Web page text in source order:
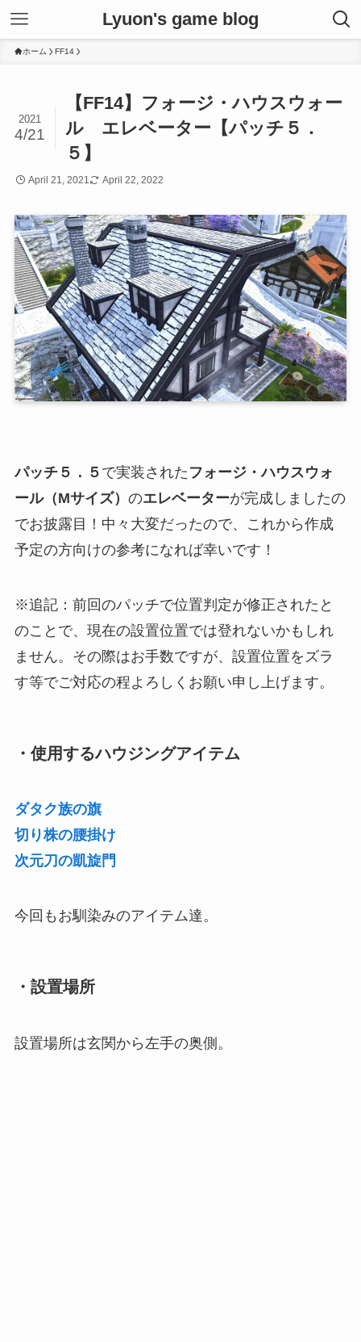
Lyuon's game blog
ホーム FF14
【FF14】フォージ・ハウスウォー
ル エレベーター【パッチ５．
５】
2021
4/21
April 21, 2021 April 22, 2022
パッチ５．５ で実装された フォージ・ハウスウォ
ール（Mサイズ） のエレベーターが完成しましたの
でお披露目！中々大変だったので、これから作成
予定の方向けの参考になれば幸いです！
※追記：前回のパッチで位置判定が修正されたと
のことで、現在の設置位置では登れないかもしれ
ません。その際はお手数ですが、設置位置をズラ
す等でご対応の程よろしくお願い申し上げます。
・使用するハウジングアイテム
ダタク族の旗
切り株の腰掛け
次元刀の凱旋門
今回もお馴染みのアイテム達。
・設置場所
設置場所は玄関から左手の奥側。